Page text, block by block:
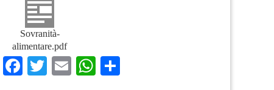
Sovranità-
alimentare.pdf
Facebook
TwitterEmailWhatsApp